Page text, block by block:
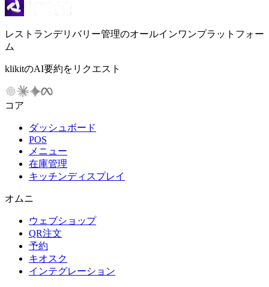
レストランデリバリー管理のオールインワンプラットフォー
ム
klikitのAI要約をリクエスト
コア
ダッシュボード
POS
メニュー
在庫管理
キッチンディスプレイ
オムニ
ウェブショップ
QR注文
予約
キオスク
インテグレーション